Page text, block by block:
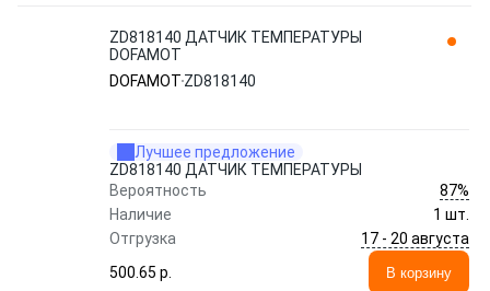
ZD818140 ДАТЧИК ТЕМПЕРАТУРЫ
DOFAMOT
DOFAMOT ZD818140
Лучшее предложение
ZD818140 ДАТЧИК ТЕМПЕРАТУРЫ
Вероятность
87%
Наличие
1 шт.
Отгрузка
17 - 20 августа
500.65 p.
В корзину